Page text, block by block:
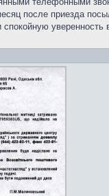
после приезда